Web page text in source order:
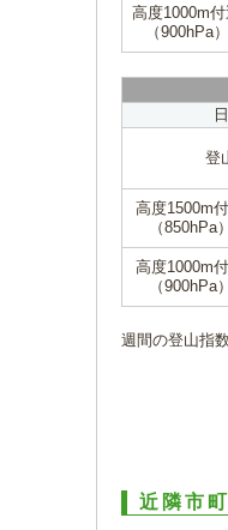
高度1000m付
（900hPa）
登
高度1500m
（850hPa）
高度1000m
（900hPa）
週間の登山指
近隣市